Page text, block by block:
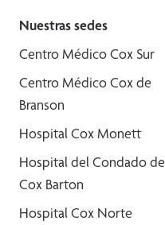
Nuestras sedes
Centro Médico Cox Sur
Centro Médico Cox de
Branson
Hospital Cox Monett
Hospital del Condado de
Cox Barton
Hospital Cox Norte